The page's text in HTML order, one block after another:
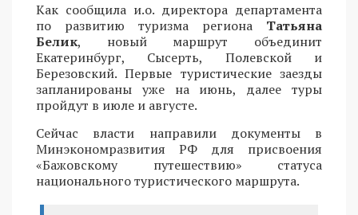
Как сообщила и.о. директора департамента
по развитию туризма региона Татьяна
Белик, новый маршрут объединит
Екатеринбург, Сысерть, Полевской и
Березовский. Первые туристические заезды
запланированы уже на июнь, далее туры
пройдут в июле и августе.
Сейчас власти направили документы в
Минэкономразвития РФ для присвоения
«Бажовскому путешествию» статуса
национального туристического маршрута.